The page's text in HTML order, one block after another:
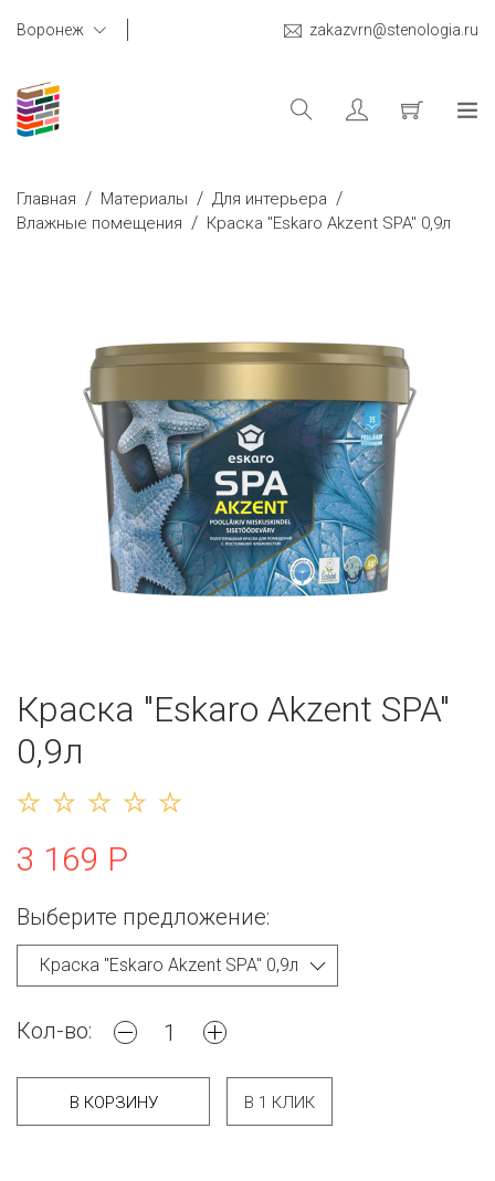
Воронеж zakazvrn@stenologia.ru
Главная / Материалы / Для интерьера /
Влажные помещения / Краска "Eskaro Akzent SPA" 0,9л
Краска "Eskaro Akzent SPA"
0,9л
3 169 Р
Выберите предложение:
Кол-во:
В КОРЗИНУ В 1 КЛИК